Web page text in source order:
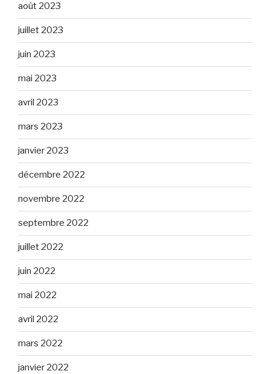
août 2023
juillet 2023
juin 2023
mai 2023
avril 2023
mars 2023
janvier 2023
décembre 2022
novembre 2022
septembre 2022
juillet 2022
juin 2022
mai 2022
avril 2022
mars 2022
janvier 2022